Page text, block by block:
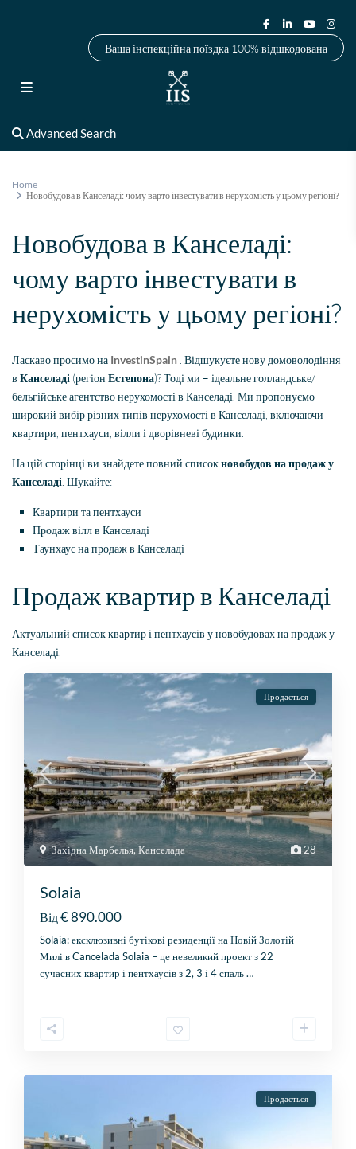
Ваша інспекційна поїздка 100% відшкодована
Advanced Search
Home
Новобудова в Канселаді: чому варто інвестувати в нерухомість у цьому регіоні?
Новобудова в Канселаді:
чому варто інвестувати в
нерухомість у цьому регіоні?
Ласкаво просимо на InvestinSpain . Відшукуєте нову домоволодіння
вКанселаді (регіонЕстепона)? Тоді ми – ідеальне голландське/
бельгійське агентство нерухомості в Канселаді. Ми пропонуємо
широкий вибір різних типів нерухомості в Канселаді, включаючи
квартири, пентхауси, вілли і дворівневі будинки.
На цій сторінці ви знайдете повний списокновобудов на продаж у
Канселаді . Шукайте:
Квартири та пентхауси
Продаж вілл в Канселаді
Таунхаус на продаж в Канселаді
Продаж квартир в Канселаді
Актуальний список квартир і пентхаусів у новобудовах на продаж у
Канселаді.
28
Західна Марбелья,Канселада
Продається
Solaia
Від€ 890.000
Solaia: ексклюзивні бутікові резиденції на Новій Золотій
Милі в Cancelada Solaia – це невеликий проект з 22
сучасних квартир і пентхаусів з 2, 3 і 4 спаль…
Продається